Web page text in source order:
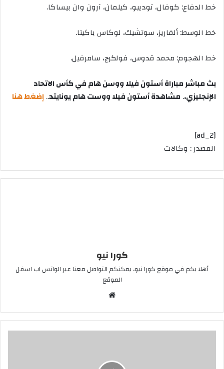
خط الدفاع: كوفال، توديبو، كيلمان، آرون وان بيساكا.
خط الوسط: ألفاريز، سوتشيك، لوكاس باكيتا.
خط الهجوم: محمد قدوس، فولكرج، سامرفيل.
بث مباشر مباراة أستون فيلا ووسن هام في كأس الاتحاد
الإنجليزي..مشاهدة أستون فيلا ووست هام يونايتد..إضغط هنا
[ad_2]
المصدر : وكالات
كورا نيو
أهلا بكم في موقع كورا نيو، يمكنكم التواصل معنا عبر الواتس اب اسفل
الموقع